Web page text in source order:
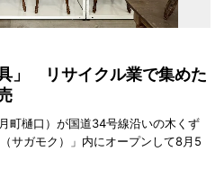
」 リサイクル業で集めた
町樋口）が国道34号線沿いの木くず
サガモク）」内にオープンして8月5